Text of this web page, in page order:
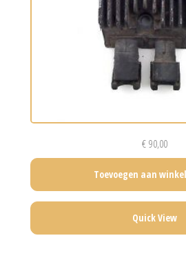
€90,00
Toevoegen aan
Quick View